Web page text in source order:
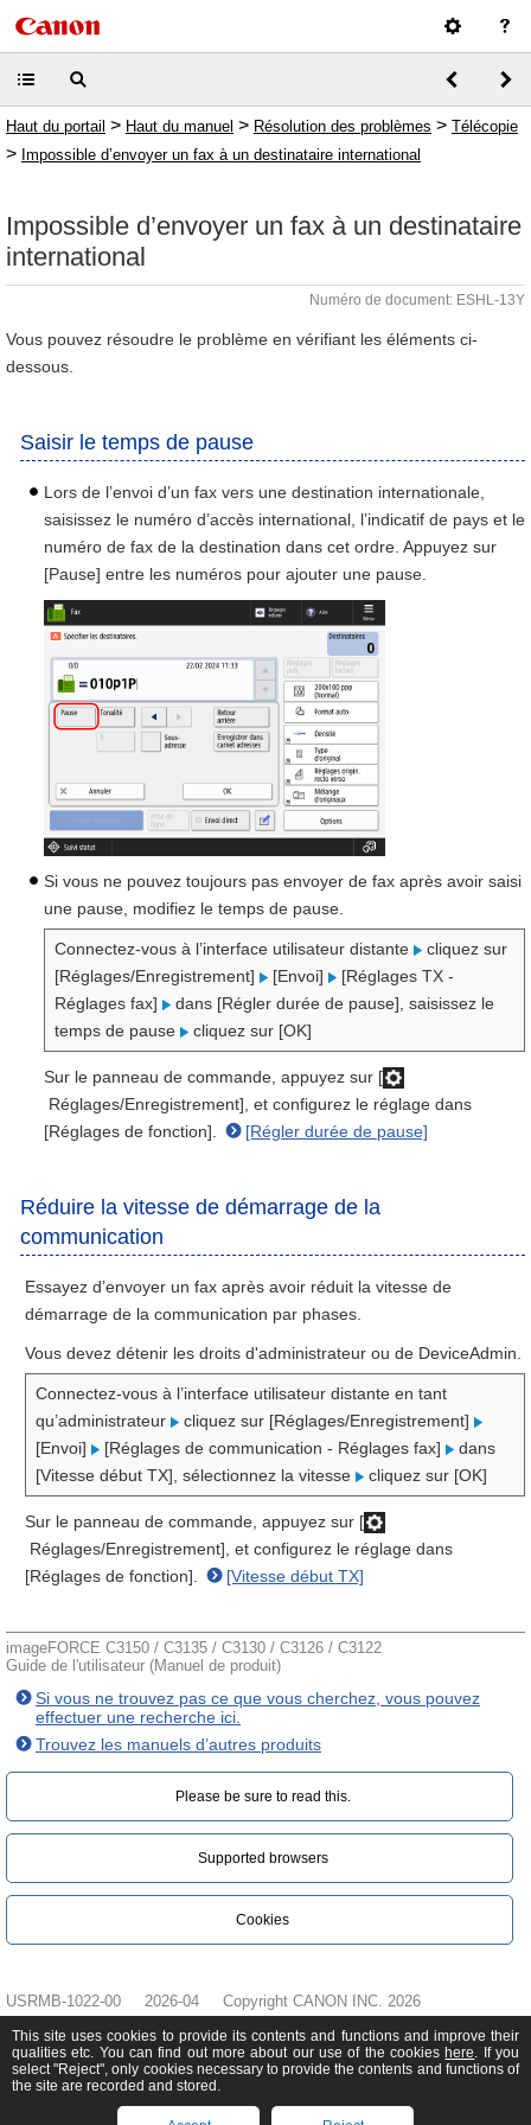
Haut du portail > Haut du manuel > Résolution des problèmes > Télécopie
> Impossible d’envoyer un fax à un destinataire international
Impossible d’envoyer un fax à un destinataire
international
Numéro de document: ESHL-13Y
Vous pouvez résoudre le problème en vérifiant les éléments ci-
dessous.
Saisir le temps de pause
Lors de l’envoi d’un fax vers une destination internationale,
saisissez le numéro d’accès international, l’indicatif de pays et le
numéro de fax de la destination dans cet ordre. Appuyez sur
[Pause] entre les numéros pour ajouter une pause.
Si vous ne pouvez toujours pas envoyer de fax après avoir saisi
une pause, modifiez le temps de pause.
Connectez-vous à l’interface utilisateur distante
cliquez sur
[Réglages/Enregistrement]
[Envoi]
[Réglages TX -
Réglages fax]
dans [Régler durée de pause], saisissez le
temps de pause
cliquez sur [OK]
Sur le panneau de commande, appuyez sur [
Réglages/Enregistrement], et configurez le réglage dans
[Réglages de fonction].
[Régler durée de pause]
Réduire la vitesse de démarrage de la
communication
Essayez d’envoyer un fax après avoir réduit la vitesse de
démarrage de la communication par phases.
Vous devez détenir les droits d'administrateur ou de DeviceAdmin.
Connectez-vous à l’interface utilisateur distante en tant
qu’administrateur
cliquez sur [Réglages/Enregistrement]
[Envoi]
[Réglages de communication - Réglages fax]
dans
[Vitesse début TX], sélectionnez la vitesse
cliquez sur [OK]
Sur le panneau de commande, appuyez sur [
Réglages/Enregistrement], et configurez le réglage dans
[Réglages de fonction].
[Vitesse début TX]
imageFORCE C3150 / C3135 / C3130 / C3126 / C3122
Guide de l'utilisateur (Manuel de produit)
Si vous ne trouvez pas ce que vous cherchez, vous pouvez
effectuer une recherche ici.
Trouvez les manuels d’autres produits
Please be sure to read this.‎
Supported browsers
Cookies
USRMB-1022-00 2026-04 Copyright CANON INC. 2026
This site uses cookies to provide its contents and functions and improve their
qualities etc. You can find out more about our use of the cookies here. If you
select "Reject", only cookies necessary to provide the contents and functions of
the site are recorded and stored.